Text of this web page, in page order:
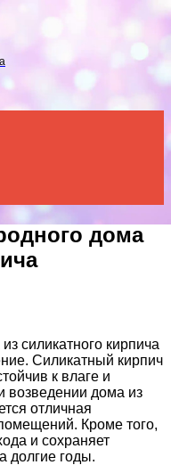
дома
силикатного кирпича
Силикатный кирпич
к влаге и
возведении дома из
отличная
Кроме того,
и сохраняет
долгие годы.